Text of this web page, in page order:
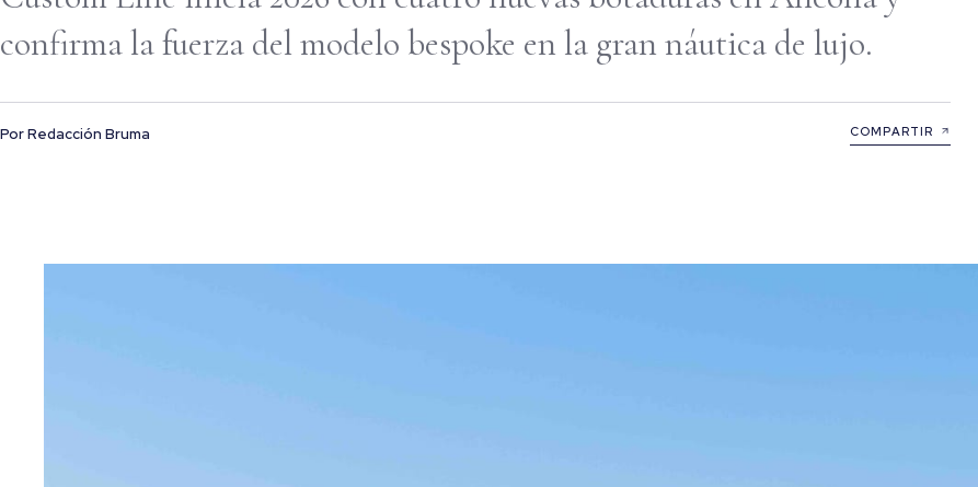
confirma la fuerza del modelo bespoke en la gran náutica de lujo.
PorRedacción Bruma COMPARTIR